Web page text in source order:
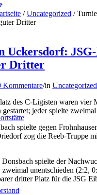
/ Uncategorized /
Dritter
Uckersdorf:
Dritter
Kommentare/in Uncategorized
des C-Ligisten waren vier
jeder spielte
spielte gegen
zog die Reeb-Truppe
Donsbach spielte der
unentschieden (2:2,
dritter Platz für die JSG